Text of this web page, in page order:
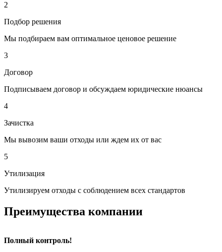
2
Подбор решения
Мы подбираем вам оптимальное ценовое решение
3
Договор
Подписываем договор и обсуждаем юридические нюансы
4
Зачистка
Мы вывозим ваши отходы или ждем их от вас
5
Утилизация
Утилизируем отходы с соблюдением всех стандартов
Преимущества компании
Полный контроль!